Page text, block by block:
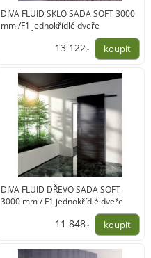
DIVA FLUID SKLO SADA SOFT 3000
mm /F1 jednokřídlé dveře
13 122 ,-
DIVA FLUID DŘEVO SADA SOFT
3000 mm / F1 jednokřídlé dveře
11 848,-
9 792,00